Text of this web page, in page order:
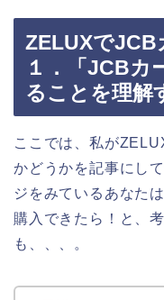
ZELUXでJCB
１．「JCBカ
ることを理解
ここでは、私が
かどうかを記事にし
ジをみているあなた
購入できたら！と、
も、、、。